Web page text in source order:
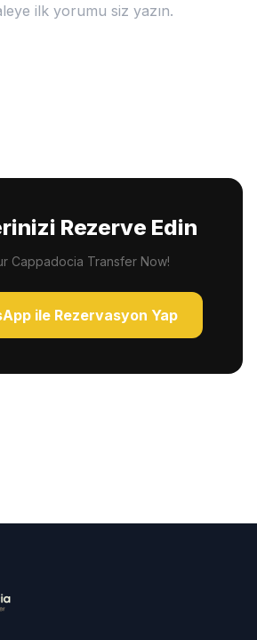
ilk yorumu siz yazın.
Rezerve Edin
Cappadocia Transfer Now!
ile Rezervasyon Yap